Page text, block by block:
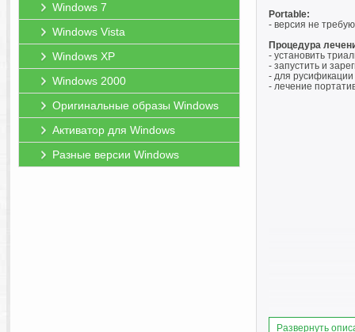
Windows 7
Windows Vista
Windows XP
Windows 2000
Оригинальные образы Windows
Активатор для Windows
Разные версии Windows
Portable:
- версия не
Процедура
- установить
- запустить и
- для
- лечение
Развернуть